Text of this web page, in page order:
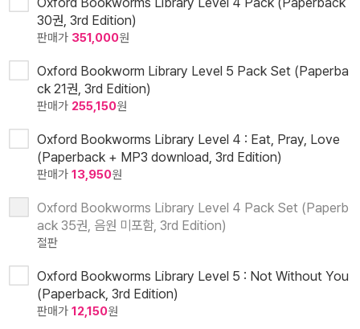
30권, 3rd Edition)
판매가 351,000원
Oxford Bookworm Library Level 5 Pack Set (Paperba
ck 21권, 3rd Edition)
판매가 255,150원
Oxford Bookworms Library Level 4 : Eat, Pray, Love
(Paperback + MP3 download, 3rd Edition)
판매가 13,950원
Oxford Bookworms Library Level 4 Pack Set (Paperb
ack 35권, 음원 미포함, 3rd Edition)
절판
Oxford Bookworms Library Level 5 : Not Without You
(Paperback, 3rd Edition)
판매가 12,150원